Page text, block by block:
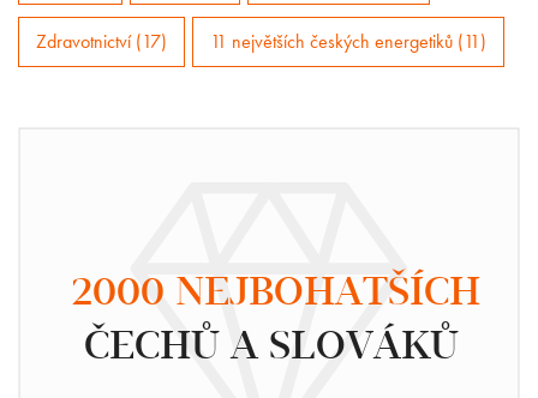
Zdravotnictví (17) 11 největších českých energetiků (11)
2000 NEJBOHATŠÍCH
ČECHŮ A SLOVÁKŮ